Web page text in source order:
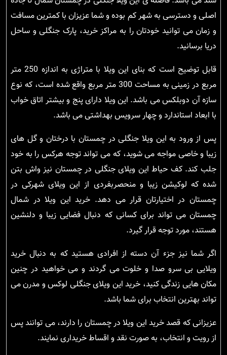
اصلی و دسترسی به شهر کم بوده و شما عزیزان با کمترین مسافت
و زمان می توانید خودتان را به مراکز خرید، پارک جنگلی و ساحل
دریا برسانید.
قابل توضیح است که بنای این ویلا با متراژی به اندازه 250 متر
مربع در زمینی به مساحت 300 متر مربع واقع شده است، که نوع
سازه آن دوبلکس می باشد. این ویلا دارای پنج و بیشتر اتاق خواب
با ابعاد استاندارد و چهار سرویس بهداشتی می باشد.
پس از ورود به این ویلا جنگلی در چمستان با درختان و گل های
زیبا و خاصی مواجه می شوید، که می تواند توجه هرکس را به خود
جلب کند. کف حیاط این ویلای جنگلی در چمستان نیز واش بتن
شده که لوکیشن زیبا و منحصربفردی از این ویلای شهرکی در
چمستان در اختیارتان قرار می دهد. خرید این ویلا در شمال
چمستان می تواند برای کسانی که دنبال فضایی زیبا و دلنشین
هستند، مورد توجه قرار گیرد.
اگر شما نیز جزء آن دسته از افرادی هستید که به دنبال خرید
ویلایی بی سرو صدا و خلوت می گردند و می خواهید در چنین
مکان هایی زندگی کنید، خرید این ویلای جنگلی لوکس و مدرن می
تواند بهترین انتخاب برای شما باشد.
عزیزانی که قصد خرید این ویلا در چمستان را دارند، می توانند پس
از رویت و انتخاب، به صورت نقد و اقساط خریداری نمایند.